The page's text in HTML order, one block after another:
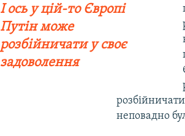
І ось у цій-то Європі
Путін може
розбійничати у своє
задоволення
неповадно